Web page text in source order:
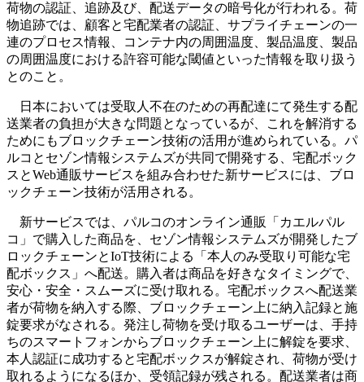
荷物の認証、追跡及び、配送データの暗号化が行われる。荷
物追跡では、顧客と宅配業者の認証、サプライチェーンの一
連のプロセス情報、コンテナ内の周囲温度、製品温度、製品
の周囲温度における許容可能な閾値といった情報を取り扱う
とのこと。
日本においては受取人不在のための再配達にて発生する配
送業者の負担が大きな問題となっているが、これを解消する
ためにもブロックチェーン技術の活用が進められている。パ
ルコとセゾン情報システムズが共同で開発する、宅配ボック
スとWeb通販サービスを組み合わせた新サービスには、ブロ
ックチェーン技術が活用される。
新サービスでは、パルコのオンライン通販「カエルパル
コ」で購入した商品を、セゾン情報システムズが開発したブ
ロックチェーンとIoT技術による「本人のみ受取り可能な宅
配ボックス」へ配送。購入者は商品を好きなタイミングで、
安心・安全・スムーズに受け取れる。宅配ボックスへ配送業
者が荷物を納入する際、ブロックチェーン上に納入記録と施
錠要求がなされる。発注し荷物を受け取るユーザーは、手持
ちのスマートフォンからブロックチェーン上に解錠を要求、
本人認証に成功すると宅配ボックスが解錠され、荷物が受け
取れるようになるほか、受領記録が残される。配送業者は商